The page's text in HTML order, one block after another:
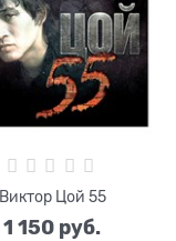
Виктор Цой 55
1 150 руб.